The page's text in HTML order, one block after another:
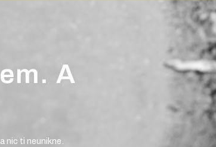
A
nic ti neunikne.